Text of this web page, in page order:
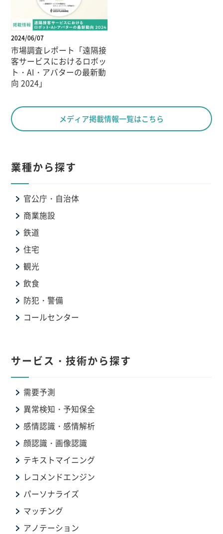
2024/06/07
市場調査レポート「遠隔接
客サービスにおけるロボッ
ト・AI・アバターの最新動
向 2024」
メディア掲載情報一覧はこちら
業種から探す
官公庁・自治体
商業施設
鉄道
住宅
観光
飲食
防犯・警備
コールセンター
サービス・技術から探す
需要予測
異常検知・予知保全
感情認識・感情解析
顔認識・画像認識
テキストマイニング
レコメンドエンジン
パーソナライズ
マッチング
アノテーション